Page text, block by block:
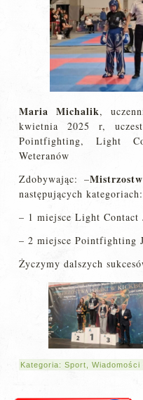
Maria Michalik,
kwietnia 2025 r,
Pointfighting, Light
Weteranów
Zdobywając: –
następujących kategoriach:
– 1 miejsce Light
– 2 miejsce Pointfighting
Życzymy dalszych
Kategoria:Sport ,Wiadomości